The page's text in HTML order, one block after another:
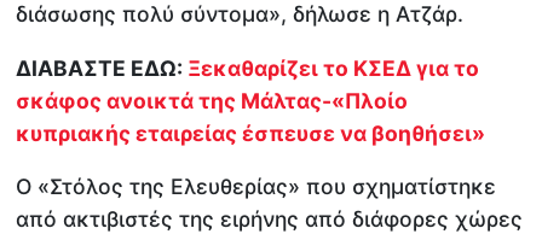
διάσωσης πολύ σύντομα», δήλωσε η Ατζάρ.
ΔΙΑΒΑΣΤΕ ΕΔΩ: Ξεκαθαρίζει το ΚΣΕΔ για το
σκάφος ανοικτά της Μάλτας-«Πλοίο
κυπριακής εταιρείας έσπευσε να βοηθήσει»
Ο «Στόλος της Ελευθερίας» που σχηματίστηκε
από ακτιβιστές της ειρήνης από διάφορες χώρες